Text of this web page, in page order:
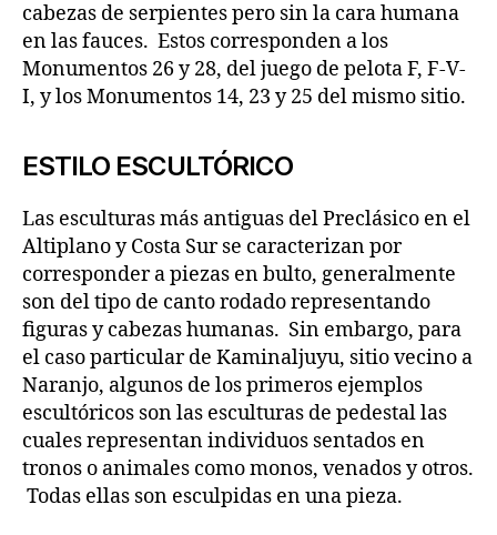
cabezas de serpientes pero sin la cara humana
en las fauces. Estos corresponden a los
Monumentos 26 y 28, del juego de pelota F, F-V-
I, y los Monumentos 14, 23 y 25 del mismo sitio.
ESTILO ESCULTÓRICO
Las esculturas más antiguas del Preclásico en el
Altiplano y Costa Sur se caracterizan por
corresponder a piezas en bulto, generalmente
son del tipo de canto rodado representando
figuras y cabezas humanas. Sin embargo, para
el caso particular de Kaminaljuyu, sitio vecino a
Naranjo, algunos de los primeros ejemplos
escultóricos son las esculturas de pedestal las
cuales representan individuos sentados en
tronos o animales como monos, venados y otros.
Todas ellas son esculpidas en una pieza.